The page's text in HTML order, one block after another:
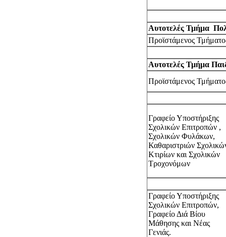
Αυτοτελές Τμήμα
Προϊστάμενος
Αυτοτελές Τμήμα
Προϊστάμενος
Γραφείο Υποστήριξης
Σχολικών Επιτροπών ,
Σχολικών Φυλάκων,
Καθαριστριών
Κτιρίων και Σχολικών
Τροχονόμων
Γραφείο Υποστήριξης
Σχολικών Επιτροπών,
Γραφείο Διά Βίου
Μάθησης και Νέας
Γενιάς.